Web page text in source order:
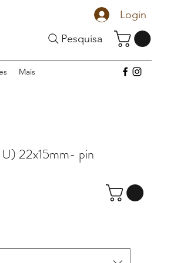
Login
Pesquisa
Mais
22x15mm- pin